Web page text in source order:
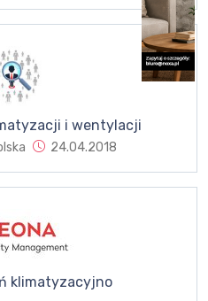
i wentylacji
24.04.2018
klimatyzacyjno